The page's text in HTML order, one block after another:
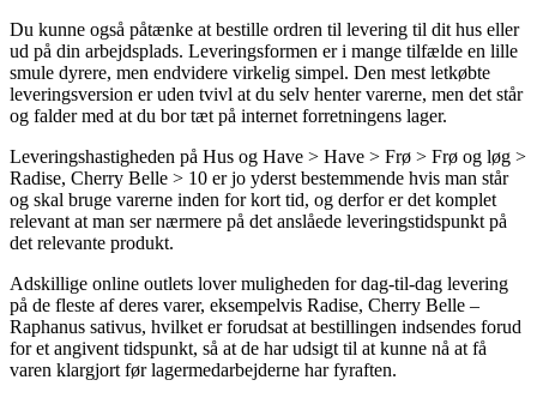
Du kunne også påtænke at bestille ordren til levering til dit hus eller
ud på din arbejdsplads. Leveringsformen er i mange tilfælde en lille
smule dyrere, men endvidere virkelig simpel. Den mest letkøbte
leveringsversion er uden tvivl at du selv henter varerne, men det står
og falder med at du bor tæt på internet forretningens lager.
Leveringshastigheden på Hus og Have > Have > Frø > Frø og løg >
Radise, Cherry Belle > 10 er jo yderst bestemmende hvis man står
og skal bruge varerne inden for kort tid, og derfor er det komplet
relevant at man ser nærmere på det anslåede leveringstidspunkt på
det relevante produkt.
Adskillige online outlets lover muligheden for dag-til-dag levering
på de fleste af deres varer, eksempelvis Radise, Cherry Belle –
Raphanus sativus, hvilket er forudsat at bestillingen indsendes forud
for et angivent tidspunkt, så at de har udsigt til at kunne nå at få
varen klargjort før lagermedarbejderne har fyraften.